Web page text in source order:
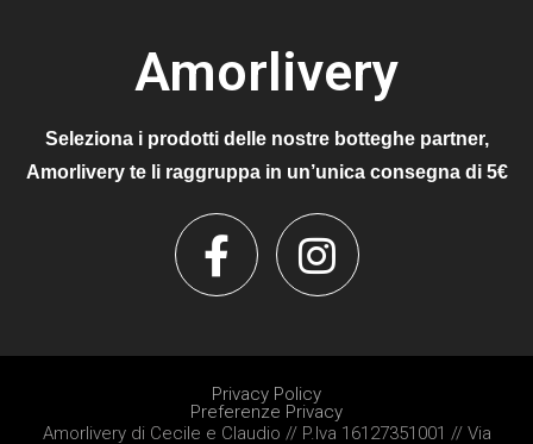
Amorlivery
Seleziona i prodotti delle nostre botteghe partner,
Amorlivery te li raggruppa in un’unica consegna di 5€
Privacy Policy
Preferenze Privacy
Amorlivery di Cecile e Claudio // P.Iva 16127351001 // Via